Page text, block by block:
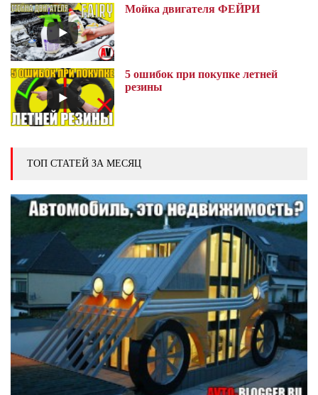
Мойка двигателя ФЕЙРИ
5 ошибок при покупке летней
резины
ТОП СТАТЕЙ ЗА МЕСЯЦ